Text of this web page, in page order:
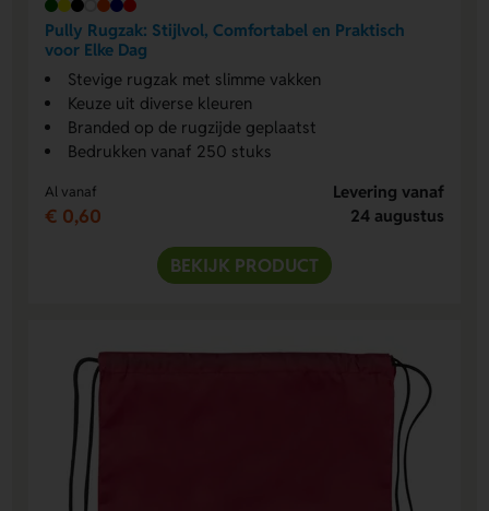
Pully Rugzak: Stijlvol, Comfortabel en Praktisch
voor Elke Dag
Stevige rugzak met slimme vakken
Keuze uit diverse kleuren
Branded op de rugzijde geplaatst
Bedrukken vanaf 250 stuks
Al vanaf
€ 0,60
Levering vanaf
24 augustus
BEKIJK PRODUCT